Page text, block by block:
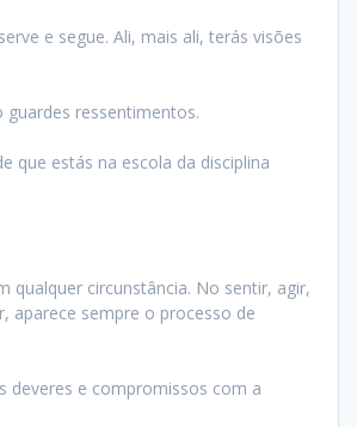
e segue. Ali, mais ali, terás visões
guardes ressentimentos.
que estás na escola da disciplina
qualquer circunstância. No sentir, agir,
aparece sempre o processo de
deveres e compromissos com a